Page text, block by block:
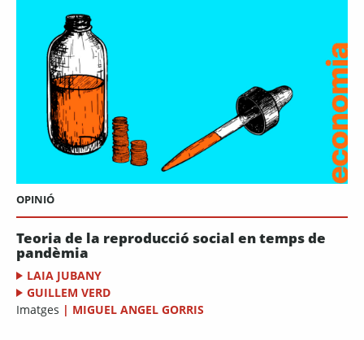
OPINIÓ
Teoria de la reproducció social en temps de
pandèmia
LAIA JUBANY
GUILLEM VERD
Imatges | MIGUEL ANGEL GORRIS